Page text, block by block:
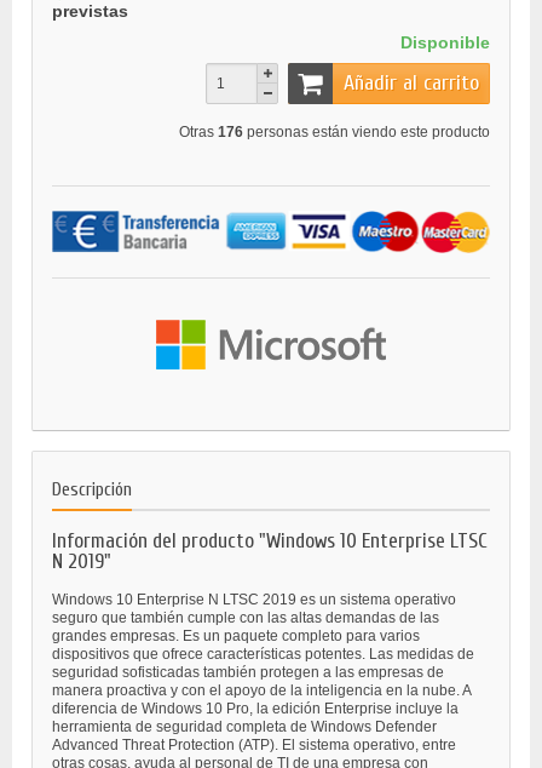
previstas
Disponible
Añadir al carrito
Otras 176 personas están viendo este producto
Descripción
Información del producto "Windows 10 Enterprise LTSC
N 2019"
Windows 10 Enterprise N LTSC 2019 es un sistema operativo
seguro que también cumple con las altas demandas de las
grandes empresas. Es un paquete completo para varios
dispositivos que ofrece características potentes. Las medidas de
seguridad sofisticadas también protegen a las empresas de
manera proactiva y con el apoyo de la inteligencia en la nube. A
diferencia de Windows 10 Pro, la edición Enterprise incluye la
herramienta de seguridad completa de Windows Defender
Advanced Threat Protection (ATP). El sistema operativo, entre
otras cosas, ayuda al personal de TI de una empresa con